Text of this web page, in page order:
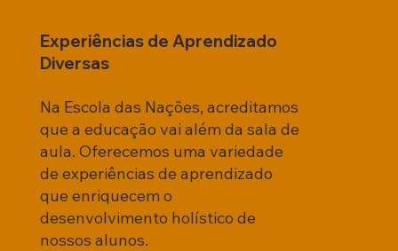
Experiências de Aprendizado
Diversas
Na Escola das Nações, acreditamos
que a educação vai além da sala de
aula. Oferecemos uma variedade
de experiências de aprendizado
que enriquecem o
desenvolvimento holístico de
nossos alunos.